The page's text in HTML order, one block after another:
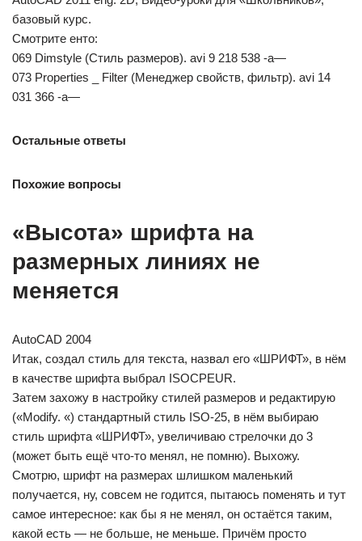
базовый курс.
Смотрите енто:
069 Dimstyle (Стиль размеров). avi 9 218 538 -a—
073 Properties _ Filter (Менеджер свойств, фильтр). avi 14
031 366 -a—
Остальные ответы
Похожие вопросы
«Высота» шрифта на
размерных линиях не
меняется
AutoCAD 2004
Итак, создал стиль для текста, назвал его «ШРИФТ», в нём
в качестве шрифта выбрал ISOCPEUR.
Затем захожу в настройку стилей размеров и редактирую
(«Modify. «) стандартный стиль ISO-25, в нём выбираю
стиль шрифта «ШРИФТ», увеличиваю стрелочки до 3
(может быть ещё что-то менял, не помню). Выхожу.
Смотрю, шрифт на размерах шлишком маленький
получается, ну, совсем не годится, пытаюсь поменять и тут
самое интересное: как бы я не менял, он остаётся таким,
какой есть — не больше, не меньше. Причём просто